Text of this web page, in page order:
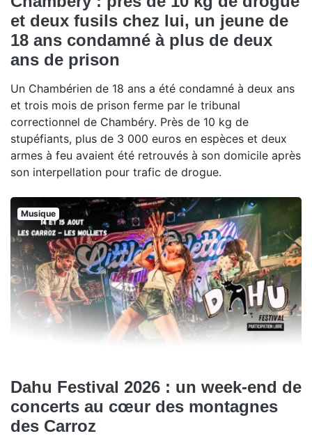
et deux fusils chez lui, un jeune de
18 ans condamné à plus de deux
ans de prison
Un Chambérien de 18 ans a été condamné à deux ans
et trois mois de prison ferme par le tribunal
correctionnel de Chambéry. Près de 10 kg de
stupéfiants, plus de 3 000 euros en espèces et deux
armes à feu avaient été retrouvés à son domicile après
son interpellation pour trafic de drogue.
Musique
Dahu Festival 2026 : un week-end de
concerts au cœur des montagnes
des Carroz